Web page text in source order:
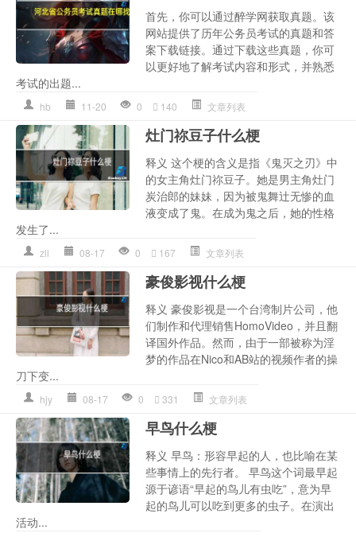
首先，你可以通过醉学网获取真题。该
网站提供了历年公务员考试的真题和答
案下载链接。通过下载这些真题，你可
以更好地了解考试内容和形式，并熟悉
考试的出题...
hb 11-20 0 140 文章列表
灶门祢豆子什么梗
释义 这个梗的含义是指《鬼灭之刃》中
的女主角灶门祢豆子。她是男主角灶门
炭治郎的妹妹，因为被鬼舞辻无惨的血
液变成了鬼。在成为鬼之后，她的性格
发生了...
zll 08-17 0 167 文章列表
豪俊影视什么梗
释义 豪俊影视是一个台湾制片公司，他
们制作和代理销售HomoVideo，并且翻
译国外作品。然而，由于一部被称为淫
梦的作品在Nico和AB站的视频作者的操
刀下变...
hjy 08-17 0 331 文章列表
早鸟什么梗
释义 早鸟：形容早起的人，也比喻在某
些事情上的先行者。 早鸟这个词最早起
源于谚语“早起的鸟儿有虫吃”，意为早
起的鸟儿可以吃到更多的虫子。在演出
活动...